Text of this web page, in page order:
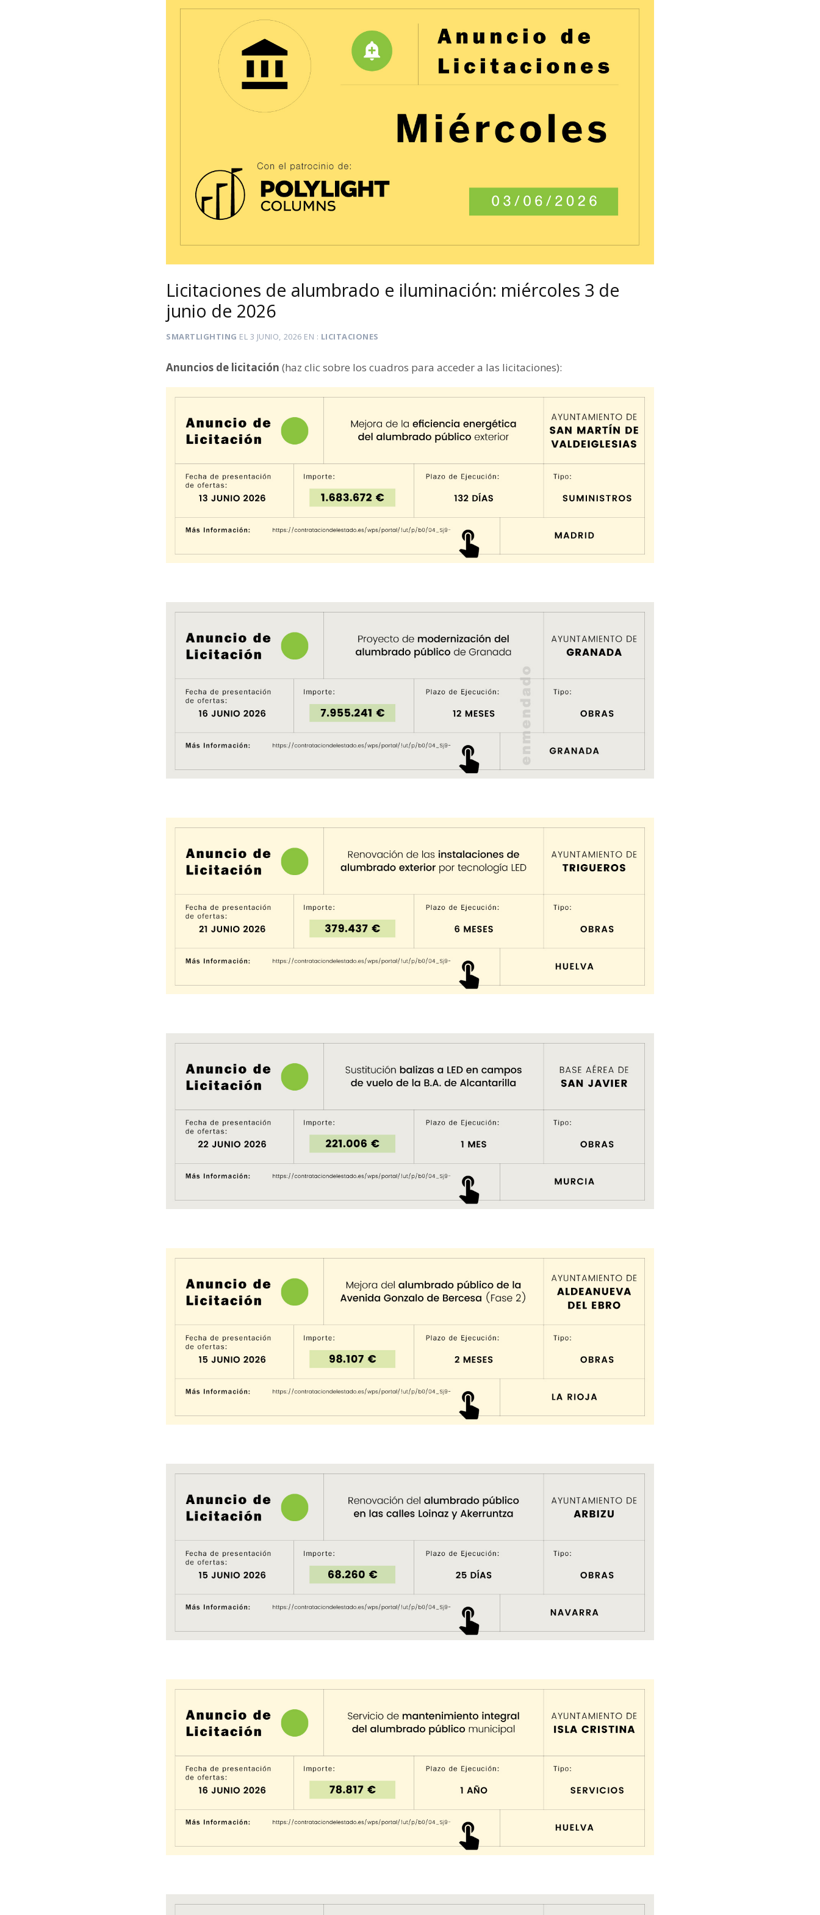
Licitaciones de alumbrado e iluminación: miércoles 3 de
junio de 2026
SMARTLIGHTING EL 3 JUNIO, 2026 EN LICITACIONES
Anuncios de licitación (haz clic sobre los cuadros para acceder a las licitaciones):